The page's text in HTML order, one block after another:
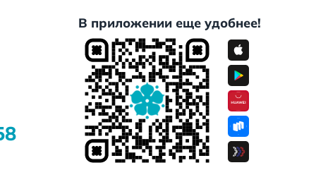
В приложении еще удобнее!